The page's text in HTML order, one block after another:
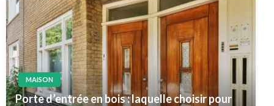
MAISON
Porte d’entrée en bois : laquelle choisir pour